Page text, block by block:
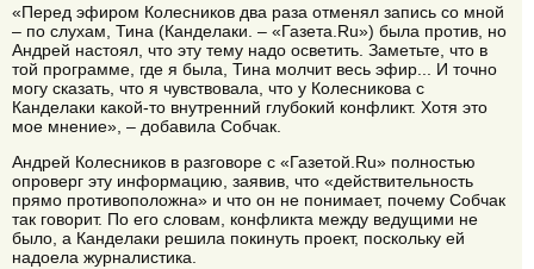
«Перед эфиром Колесников два раза отменял запись со мной
– по слухам, Тина (Канделаки. – «Газета.Ru») была против, но
Андрей настоял, что эту тему надо осветить. Заметьте, что в
той программе, где я была, Тина молчит весь эфир... И точно
могу сказать, что я чувствовала, что у Колесникова с
Канделаки какой-то внутренний глубокий конфликт. Хотя это
мое мнение», – добавила Собчак.
Андрей Колесников в разговоре с «Газетой.Ru» полностью
опроверг эту информацию, заявив, что «действительность
прямо противоположна» и что он не понимает, почему Собчак
так говорит. По его словам, конфликта между ведущими не
было, а Канделаки решила покинуть проект, поскольку ей
надоела журналистика.